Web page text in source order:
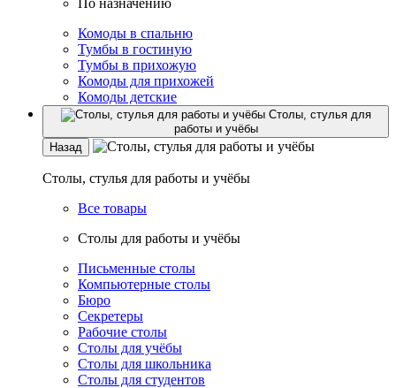
По назначению
Комоды в спальню
Тумбы в гостиную
Тумбы в прихожую
Комоды для прихожей
Комоды детские
Столы, стулья для
работы и учёбы
Назад
Столы, стулья для работы и учёбы
Все товары
Столы для работы и учёбы
Письменные столы
Компьютерные столы
Бюро
Секретеры
Рабочие столы
Столы для учёбы
Столы для школьника
Столы для студентов